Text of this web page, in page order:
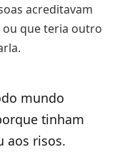
acreditavam
ou que teria outro
mundo
tinham
aos risos.